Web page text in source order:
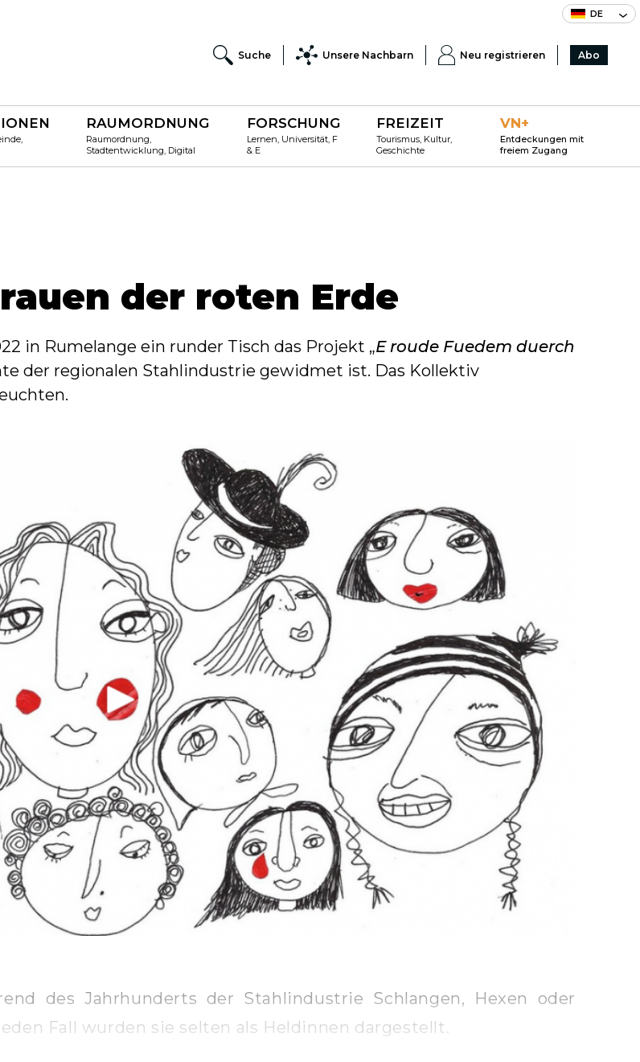
DE
Suche Unsere Nachbarn Neu registrieren Abo
RAUMORDNUNG
Raumordnung,
Stadtentwicklung, Digital
FORSCHUNG
Lernen, Universität, F
& E
FREIZEIT
Tourismus, Kultur,
Geschichte
VN+
Entdeckungen mit
freiem Zugang
der roten Erde
in Rumelange ein runder Tisch das Projekt „E roude Fuedem duerch
der regionalen Stahlindustrie gewidmet ist. Das Kollektiv
des Jahrhunderts der Stahlindustrie Schlangen, Hexen oder
Fall wurden sie selten als Heldinnen dargestellt.